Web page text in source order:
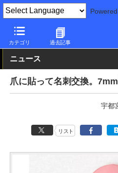
カテゴリ 過去記事
PC Watch 半導体/周辺機器
ニュース
爪に貼って名刺交換。
宇都
リスト